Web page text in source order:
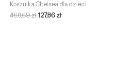
Koszulka Chelsea dla dzieci
468,69zł127,86zł